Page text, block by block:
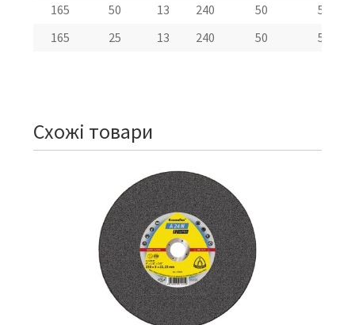
165
50 13 240 50
5800
165
25 13 240 50 5800
Схожі товари